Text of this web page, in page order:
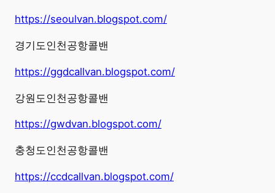
https://seoulvan.blogspot.com/
경기도인천공항콜밴
https://ggdcallvan.blogspot.com/
강원도인천공항콜밴
https://gwdvan.blogspot.com/
충청도인천공항콜밴
https://ccdcallvan.blogspot.com/